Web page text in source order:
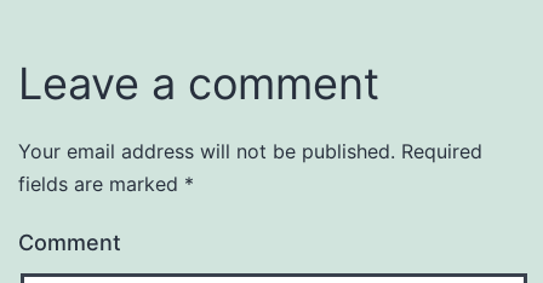
Leave a comment
Your email address will not be published. Required
fields are marked *
Comment